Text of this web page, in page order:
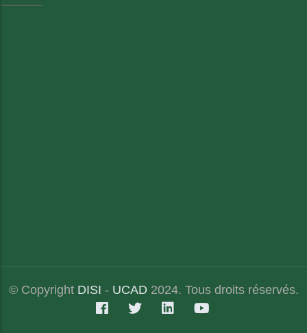
© Copyright DISI - UCAD 2024. Tous droits réservés.